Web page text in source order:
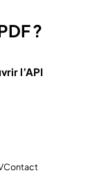
?
l’API
Contact